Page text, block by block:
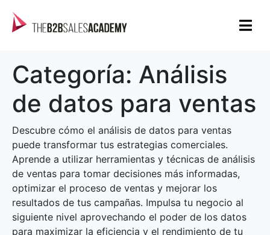
Categoría: Análisis
de datos para ventas
Descubre cómo el análisis de datos para ventas
puede transformar tus estrategias comerciales.
Aprende a utilizar herramientas y técnicas de análisis
de ventas para tomar decisiones más informadas,
optimizar el proceso de ventas y mejorar los
resultados de tus campañas. Impulsa tu negocio al
siguiente nivel aprovechando el poder de los datos
para maximizar la eficiencia y el rendimiento de tu